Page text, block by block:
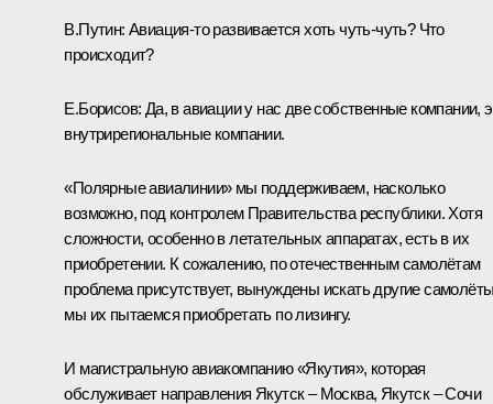
В.Путин: Авиация‑то развивается хоть чуть-чуть? Что
происходит?
Е.Борисов: Да, в авиации у нас две собственные компании,
внутрирегиональные компании.
«Полярные авиалинии» мы поддерживаем, насколько
возможно, под контролем Правительства республики. Хотя
сложности, особенно в летательных аппаратах, есть в их
приобретении. К сожалению, по отечественным самолётам
проблема присутствует, вынуждены искать другие
мы их пытаемся приобретать по лизингу.
И магистральную авиакомпанию «Якутия», которая
обслуживает направления Якутск – Москва, Якутск – Сочи